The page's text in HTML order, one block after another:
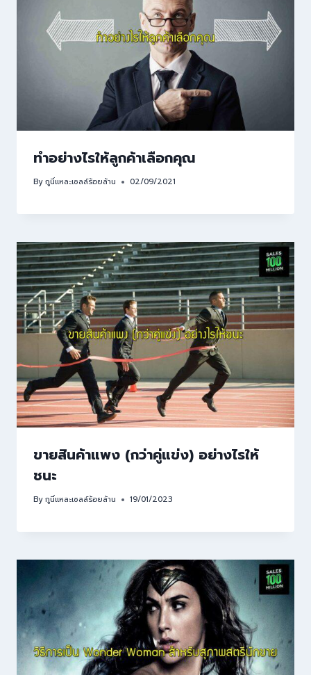
ทำอย่างไรให้ลูกค้าเลือกคุณ
Byกูนี่แหละเซลล์ร้อยล้าน 02/09/2021
ขายสินค้าแพง (กว่าคู่แข่ง) อย่างไรให้
ชนะ
Byกูนี่แหละเซลล์ร้อยล้าน 19/01/2023